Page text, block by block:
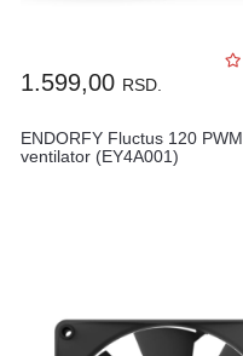
1.599,00 RSD.
ENDORFY Fluctus 120 PWM
ventilator (EY4A001)